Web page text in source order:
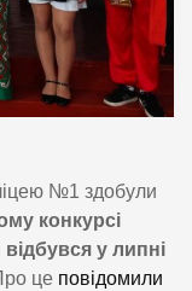
№1 здобули
конкурсі
у липні
це повідомили